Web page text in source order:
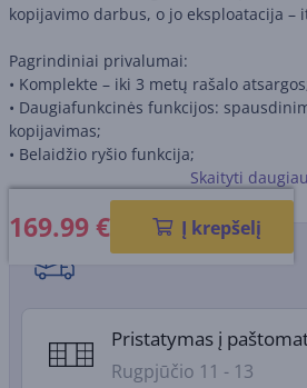
kopijavimo darbus, o jo eksploatacija –
Pagrindiniai privalumai:
• Komplekte – iki 3 metų rašalo
• Daugiafunkcinės funkcijos:
kopijavimas;
• Belaidžio ryšio funkcija;
• Mažos spausdinimo išlaidos;
• Ergonomiškas ir paprastas naudoti
Skaityti daugiau
169.99€ Į krepšelį
Pristatymo būdai
Pristatymas į
Rugpjūčio 11 - 13